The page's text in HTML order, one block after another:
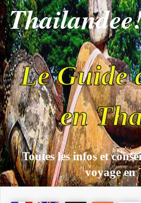
Le Guide
en
Toutes les infos et
voyage en